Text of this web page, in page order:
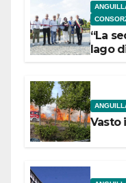
“La
lago
Vasto